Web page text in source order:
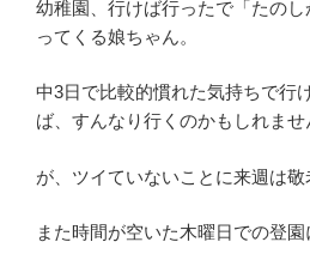
幼稚園、行けば行ったで「たの
ってくる娘ちゃん。
中3日で比較的慣れた気持ちで行
ば、すんなり行くのかもしれませ
が、ツイていないことに来週は
また時間が空いた木曜日での登園